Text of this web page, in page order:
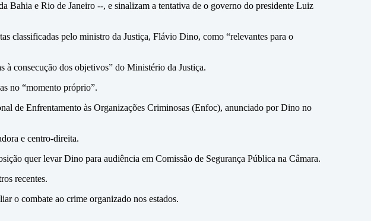
Bahia e Rio de Janeiro --, e sinalizam a tentativa de o governo do presidente Luiz
classificadas pelo ministro da Justiça, Flávio Dino, como “relevantes para o
à consecução dos objetivos” do Ministério da Justiça.
no “momento próprio”.
de Enfrentamento às Organizações Criminosas (Enfoc), anunciado por Dino no
e centro-direita.
quer levar Dino para audiência em Comissão de Segurança Pública na Câmara.
recentes.
o combate ao crime organizado nos estados.